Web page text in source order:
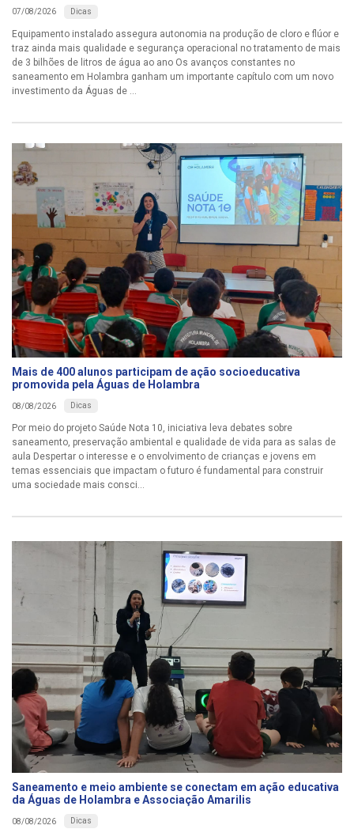
07/08/2026 Dicas
Equipamento instalado assegura autonomia na produção de cloro e flúor e
traz ainda mais qualidade e segurança operacional no tratamento de mais
de 3 bilhões de litros de água ao ano Os avanços constantes no
saneamento em Holambra ganham um importante capítulo com um novo
investimento da Águas de ...
Mais de 400 alunos participam de ação socioeducativa
promovida pela Águas de Holambra
08/08/2026 Dicas
Por meio do projeto Saúde Nota 10, iniciativa leva debates sobre
saneamento, preservação ambiental e qualidade de vida para as salas de
aula Despertar o interesse e o envolvimento de crianças e jovens em
temas essenciais que impactam o futuro é fundamental para construir
uma sociedade mais consci...
Saneamento e meio ambiente se conectam em ação educativa
da Águas de Holambra e Associação Amarilis
08/08/2026 Dicas